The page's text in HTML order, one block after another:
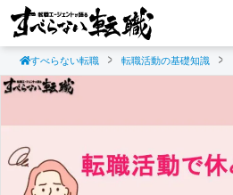
すべらない転職 転職活動の基礎知識